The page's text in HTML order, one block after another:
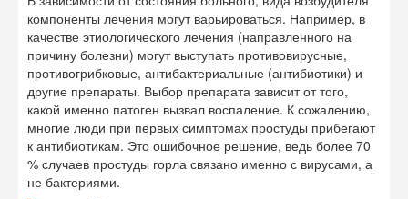
компоненты лечения могут варьироваться. Например, в
качестве этиологического лечения (направленного на
причину болезни) могут выступать противовирусные,
противогрибковые, антибактериальные (антибиотики) и
другие препараты. Выбор препарата зависит от того,
какой именно патоген вызвал воспаление. К сожалению,
многие люди при первых симптомах простуды прибегают
к антибиотикам. Это ошибочное решение, ведь более 70
% случаев простуды горла связано именно с вирусами, а
не бактериями.